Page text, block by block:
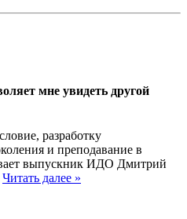
мне увидеть другой
разработку
и преподавание в
выпускник ИДО Дмитрий
Читать далее »